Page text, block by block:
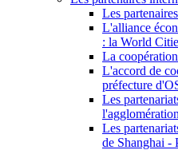
Les
L'alliance
: la World
La
L'accord de
préfecture
Les
Les
de Shanghai -